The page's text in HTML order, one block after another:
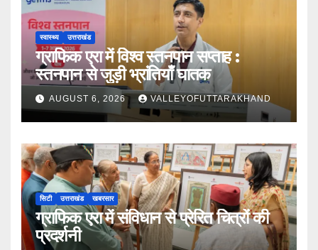
स्वास्थ्य उत्तराखंड
ग्राफिक एरा में विश्व स्तनपान सप्ताह :
स्तनपान से जुड़ी भ्रांतियाँ घातक
AUGUST 6, 2026 VALLEYOFUTTARAKHAND
सिटी उत्तराखंड खबरसार
ग्राफिक एरा में संविधान से प्रेरित चित्रों की
प्रदर्शनी